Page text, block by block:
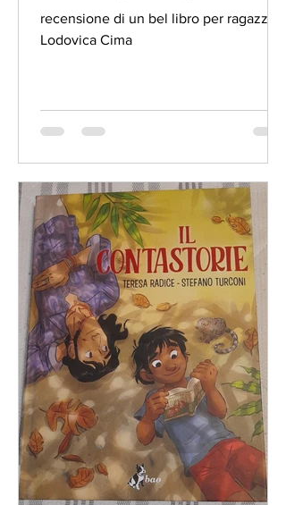
recensione di un bel libro per ragazzi di
Lodovica Cima